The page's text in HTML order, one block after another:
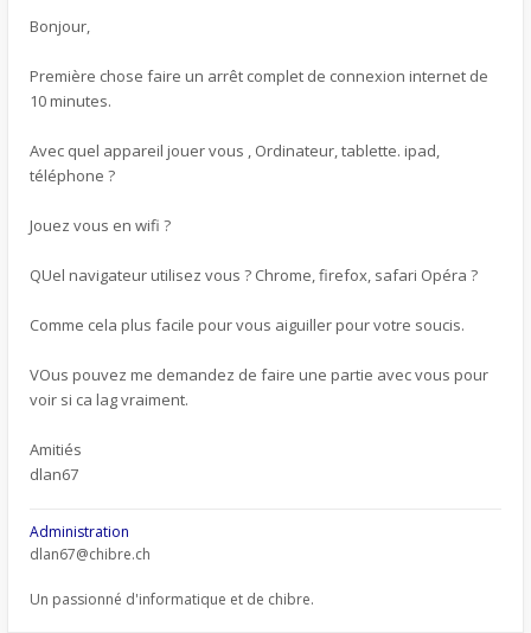
Bonjour,
Première chose faire un arrêt complet de connexion internet de
10 minutes.
Avec quel appareil jouer vous , Ordinateur, tablette. ipad,
téléphone ?
Jouez vous en wifi ?
QUel navigateur utilisez vous ? Chrome, firefox, safari Opéra ?
Comme cela plus facile pour vous aiguiller pour votre soucis.
VOus pouvez me demandez de faire une partie avec vous pour
voir si ca lag vraiment.
Amitiés
dlan67
Administration
dlan67@chibre.ch
Un passionné d'informatique et de chibre.